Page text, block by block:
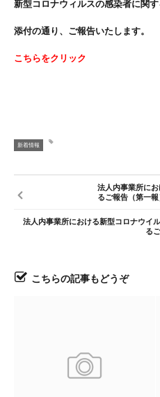
新型コロナウィルスの感染者に関
添付の通り、ご報告いたします。
こちらをクリック
新着情報
法人内事業所に
るご報告（第一報
法人内事業所における新型コロナウイ
る
こちらの記事もどうぞ